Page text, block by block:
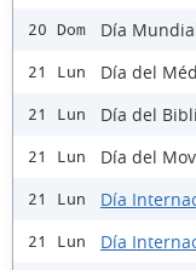
20 Dom Día
21 Lun Día del
21 Lun Día del
21 Lun Día del
21 Lun Día
21 Lun Día